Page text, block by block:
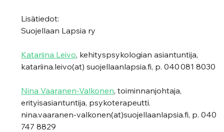
Lisätiedot:
Suojellaan Lapsia ry
Katariina Leivo, kehityspsykologian asiantuntija,
katariina.leivo(at) suojellaanlapsia.fi, p. 040 081 8030
Nina Vaaranen-Valkonen, toiminnanjohtaja,
erityisasiantuntija, psykoterapeutti.
nina.vaaranen-valkonen(at)suojellaanlapsia.fi, p. 040
747 8829